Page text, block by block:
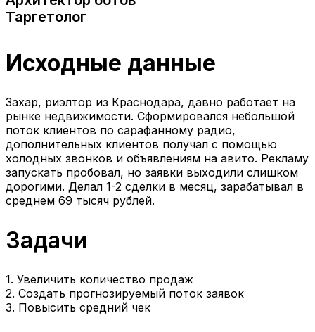
Таргетолог
Исходные данные
Захар, риэлтор из Краснодара, давно работает на
рынке недвижимости. Сформировался небольшой
поток клиентов по сарафанному радио,
дополнительных клиентов получал с помощью
холодных звонков и объявлениям на авито. Рекламу
запускать пробовал, но заявки выходили слишком
дорогими. Делал 1-2 сделки в месяц, зарабатывал в
среднем 69 тысяч рублей.
Задачи
1. Увеличить количество продаж
2. Создать прогнозируемый поток заявок
3. Повысить средний чек